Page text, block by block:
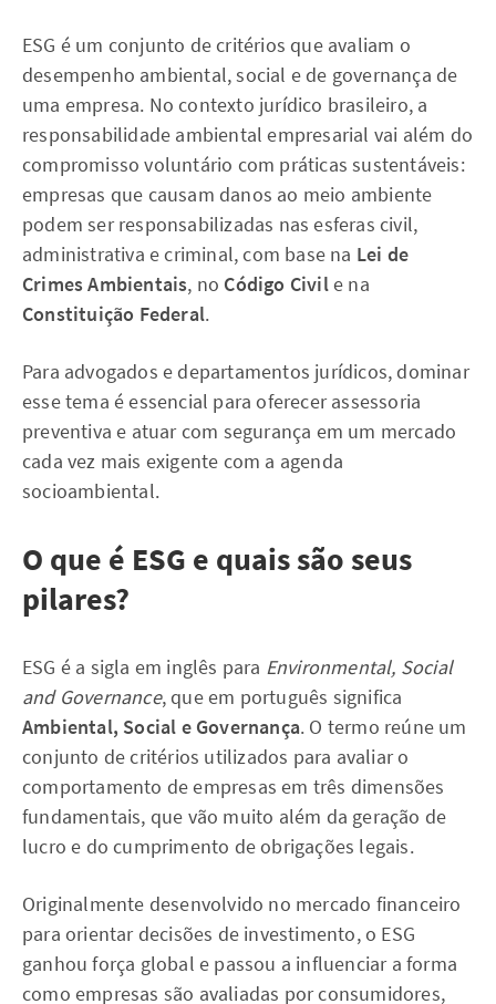
ESG é um conjunto de critérios que avaliam o
desempenho ambiental, social e de governança de
uma empresa. No contexto jurídico brasileiro, a
responsabilidade ambiental empresarial vai além do
compromisso voluntário com práticas sustentáveis:
empresas que causam danos ao meio ambiente
podem ser responsabilizadas nas esferas civil,
administrativa e criminal, com base na Lei de
Crimes Ambientais, no Código Civile na
Constituição Federal.
Para advogados e departamentos jurídicos, dominar
esse tema é essencial para oferecer assessoria
preventiva e atuar com segurança em um mercado
cada vez mais exigente com a agenda
socioambiental.
O que é ESG e quais são seus
pilares?
ESG é a sigla em inglês para Environmental, Social
and Governance, que em português significa
Ambiental, Social e Governança. O termo reúne um
conjunto de critérios utilizados para avaliar o
comportamento de empresas em três dimensões
fundamentais, que vão muito além da geração de
lucro e do cumprimento de obrigações legais.
Originalmente desenvolvido no mercado financeiro
para orientar decisões de investimento, o ESG
ganhou força global e passou a influenciar a forma
como empresas são avaliadas por consumidores,